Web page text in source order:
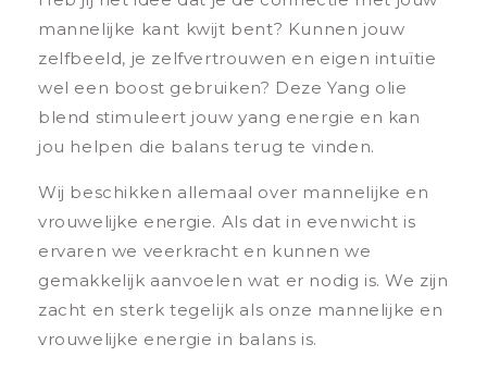
mannelijke kant kwijt bent? Kunnen jouw
zelfbeeld, je zelfvertrouwen en eigen intuïtie
wel een boost gebruiken? Deze Yang olie
blend stimuleert jouw yang energie en kan
jou helpen die balans terug te vinden.
Wij beschikken allemaal over mannelijke en
vrouwelijke energie. Als dat in evenwicht is
ervaren we veerkracht en kunnen we
gemakkelijk aanvoelen wat er nodig is. We zijn
zacht en sterk tegelijk als onze mannelijke en
vrouwelijke energie in balans is.